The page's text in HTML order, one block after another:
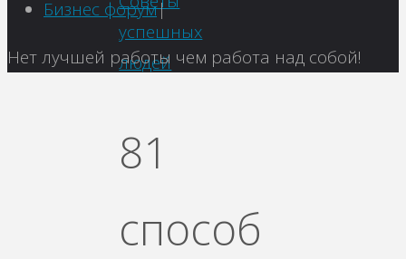
успешных
людей
81
способ
Бизнес форум|
Вернуться
Нет лучшей работы чем работа над собой!